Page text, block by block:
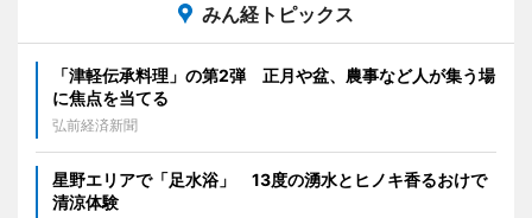
みん経トピックス
「津軽伝承料理」の第2弾 正月や盆、農事など人が集う場
に焦点を当てる
弘前経済新聞
星野エリアで「足水浴」 13度の湧水とヒノキ香るおけで
清涼体験